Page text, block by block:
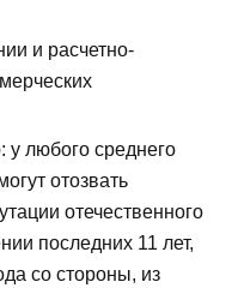
и расчетно-
у любого среднего
отозвать
отечественного
последних 11 лет,
со стороны, из